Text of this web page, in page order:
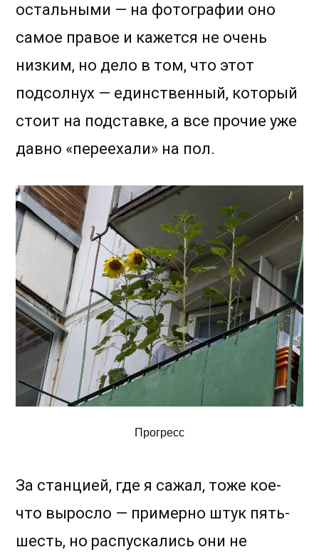
остальными — на фотографии оно
самое правое и кажется не очень
низким, но дело в том, что этот
подсолнух — единственный, который
стоит на подставке, а все прочие уже
давно «переехали» на пол.
Прогресс
За станцией, где я сажал, тоже кое-
что выросло — примерно штук пять-
шесть, но распускались они не